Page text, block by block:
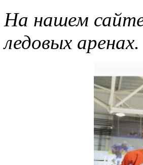
На нашем сайте
ледовых аренах.